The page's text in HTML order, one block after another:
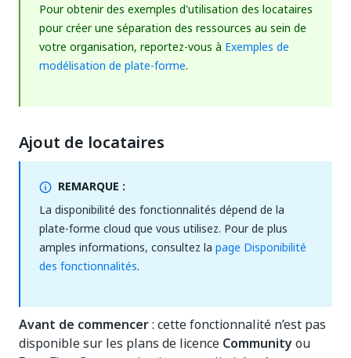
Pour obtenir des exemples d'utilisation des locataires
pour créer une séparation des ressources au sein de
votre organisation, reportez-vous à Exemples de
modélisation de plate-forme.
Ajout de locataires
REMARQUE :
La disponibilité des fonctionnalités dépend de la
plate-forme cloud que vous utilisez. Pour de plus
amples informations, consultez la page Disponibilité
des fonctionnalités.
Avant de commencer: cette fonctionnalité n’est pas
disponible sur les plans de licence Communityou